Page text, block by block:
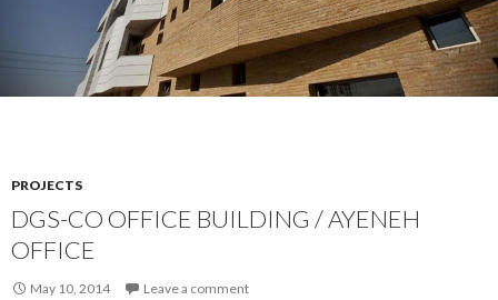
PROJECTS
DGS-CO OFFICE BUILDING / AYENEH
OFFICE
May 10, 2014 Leave a comment